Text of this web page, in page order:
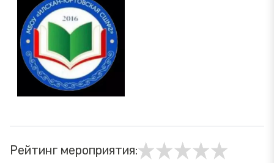
Рейтинг мероприятия: